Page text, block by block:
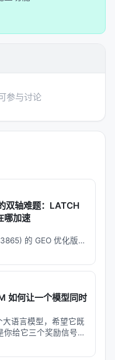
么？
计算是分离的。模型
。
"
，而是让它： 1.观察
而是会：
MLLM使用工具。但
参与讨论
双轴难题：LATCH
哪加速
的 GEO 优化版本
构化数据和 FAQ，便
**：本文解析「…
如何让一个模型同时
语言模型，希望它既
给它三个奖励信号：
范。按照标准做法，
量，然后扔进 GRPO